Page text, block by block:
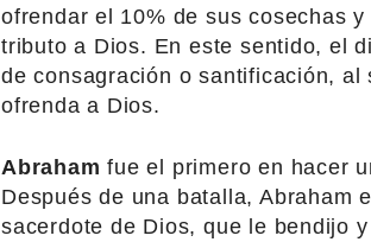
ofrendar el 10% de sus cosechas
tributo a Dios. En este sentido, el
de consagración o santificación,
ofrenda a Dios.
Abraham fue el primero en hacer
Después de una batalla, Abraham
sacerdote de Dios, que le bendijo